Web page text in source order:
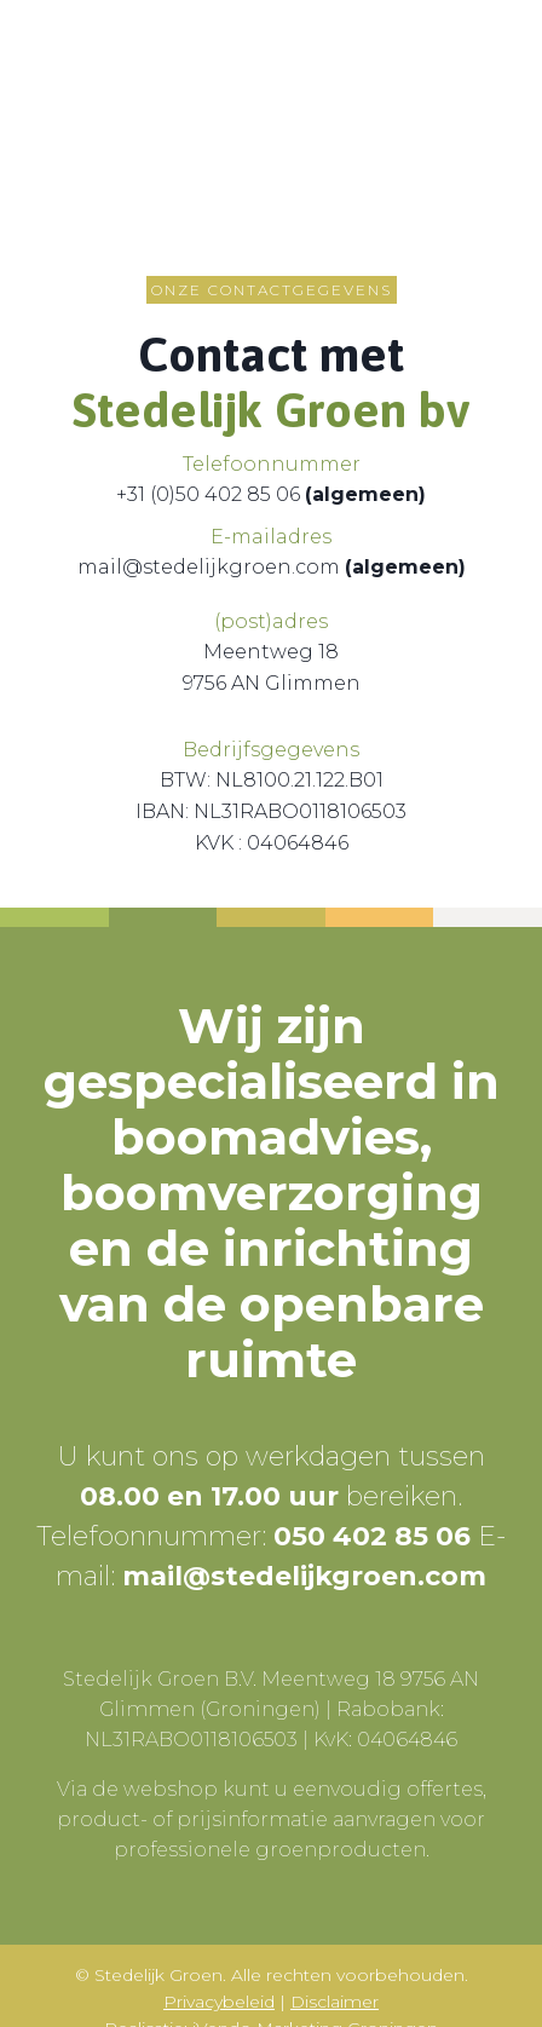
ONZE CONTACTGEGEVENS
Contact met
Stedelijk Groen bv
Telefoonnummer
+31 (0)50 402 85 06 (algemeen)
E-mailadres
mail@stedelijkgroen.com (algemeen)
(post)adres
Meentweg 18
9756 AN Glimmen
Bedrijfsgegevens
BTW: NL8100.21.122.B01
IBAN: NL31RABO0118106503
KVK : 04064846
Wij zijn
gespecialiseerd in
boomadvies,
boomverzorging
en de inrichting
van de openbare
ruimte
U kunt ons op werkdagen tussen
08.00 en 17.00 uur bereiken.
Telefoonnummer: 050 402 85 06 E-
mail: mail@stedelijkgroen.com
Stedelijk Groen B.V. Meentweg 18 9756 AN
Glimmen (Groningen) | Rabobank:
NL31RABO0118106503 | KvK: 04064846
Via de webshop kunt u eenvoudig offertes,
product- of prijsinformatie aanvragen voor
professionele groenproducten.
© Stedelijk Groen. Alle rechten voorbehouden.
Privacybeleid | Disclaimer